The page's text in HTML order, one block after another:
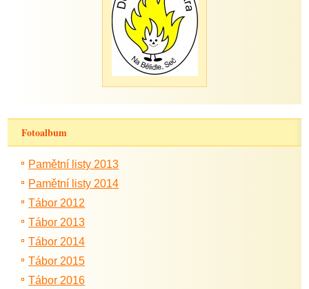
Fotoalbum
Pamětní listy 2013
Pamětní listy 2014
Tábor 2012
Tábor 2013
Tábor 2014
Tábor 2015
Tábor 2016